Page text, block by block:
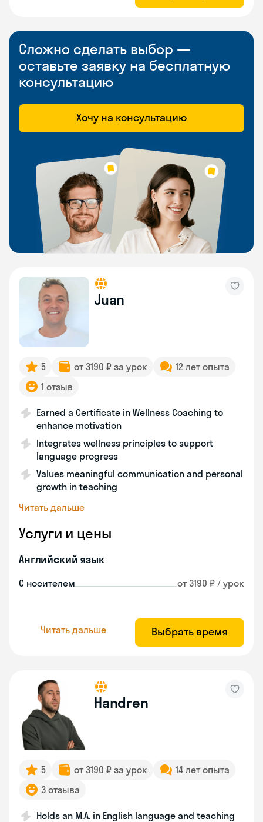
Сложно сделать выбор —
оставьте заявку на бесплатную
консультацию
Хочу на консультацию
Juan
5 от 3190 ₽ за урок
12 лет опыта
1 отзыв
Earned a Certificate in Wellness Coaching to
enhance motivation
Integrates wellness principles to support
language progress
Values meaningful communication and personal
growth in teaching
Читать дальше
Услуги и цены
Английский язык
С носителем от 3190 ₽ / урок
Читать дальше Выбрать время
Handren
5 от 3190 ₽ за урок
14 лет опыта
3 отзыва
Holds an M.A. in English language and teaching